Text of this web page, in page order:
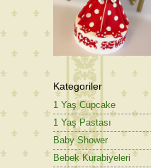
Kategoriler
1 Yaş Cupcake
1 Yaş Pastası
Baby Shower
Bebek Kurabiyeleri